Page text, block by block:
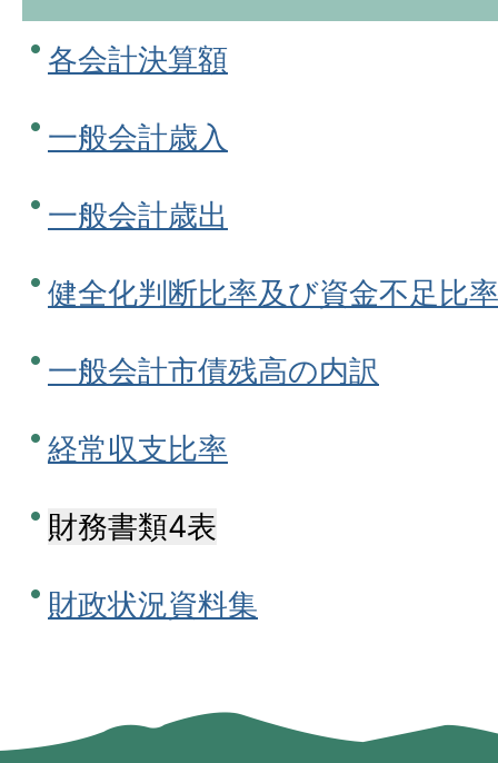
各会計決算額
一般会計歳入
一般会計歳出
健全化判断比率及び資金不足比率
一般会計市債残高の内訳
経常収支比率
財務書類4表
財政状況資料集